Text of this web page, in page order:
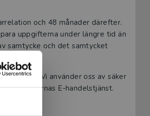
och 48 månader därefter.
uppgifterna under längre tid än
samtycke och det samtycket
Klarna. Vi använder oss av säker
med Klarnas E-handelstjänst.